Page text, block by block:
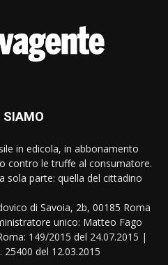
SIAMO
in edicola, in abbonamento
contro le truffe al consumatore.
sola parte: quella del cittadino
di Savoia, 2b, 00185 Roma
unico: Matteo Fago
149/2015 del 24.07.2015 |
25400 del 12.03.2015